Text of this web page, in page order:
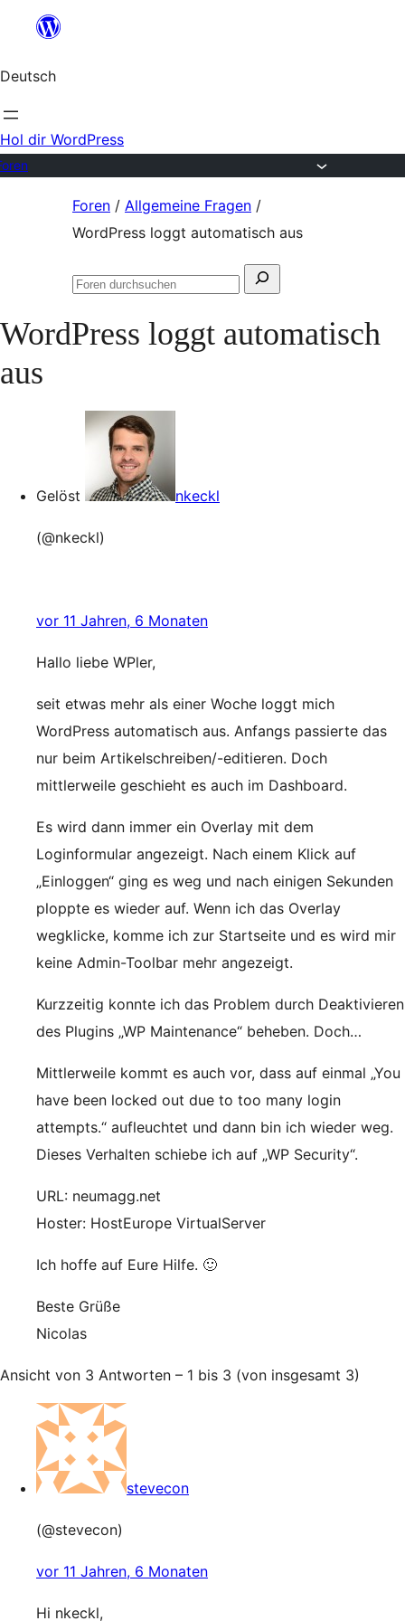
springen
Deutsch
Hol dir WordPress
Foren / Allgemeine Fragen /
WordPress loggt automatisch aus
Suchen
Foren
WordPress loggt automatisch
aus
Gelöst nkeckl
(@nkeckl)
vor 11 Jahren, 6 Monaten
Hallo liebe WPler,
seit etwas mehr als einer Woche loggt mich
WordPress automatisch aus. Anfangs passierte das
nur beim Artikelschreiben/-editieren. Doch
mittlerweile geschieht es auch im Dashboard.
Es wird dann immer ein Overlay mit dem
Loginformular angezeigt. Nach einem Klick auf
„Einloggen“ ging es weg und nach einigen Sekunden
ploppte es wieder auf. Wenn ich das Overlay
wegklicke, komme ich zur Startseite und es wird mir
keine Admin-Toolbar mehr angezeigt.
Kurzzeitig konnte ich das Problem durch Deaktivieren
des Plugins „WP Maintenance“ beheben. Doch…
Mittlerweile kommt es auch vor, dass auf einmal „You
have been locked out due to too many login
attempts.“ aufleuchtet und dann bin ich wieder weg.
Dieses Verhalten schiebe ich auf „WP Security“.
URL: neumagg.net
Hoster: HostEurope VirtualServer
Ich hoffe auf Eure Hilfe. 🙂
Beste Grüße
Nicolas
Ansicht von 3 Antworten – 1 bis 3 (von insgesamt 3)
stevecon
(@stevecon)
vor 11 Jahren, 6 Monaten
Hi nkeckl,